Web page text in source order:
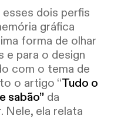
esses dois perfis
gráfica
forma de olhar
e para o design
com o tema de
o artigo “Tudo o
sabão” da
Nele, ela relata